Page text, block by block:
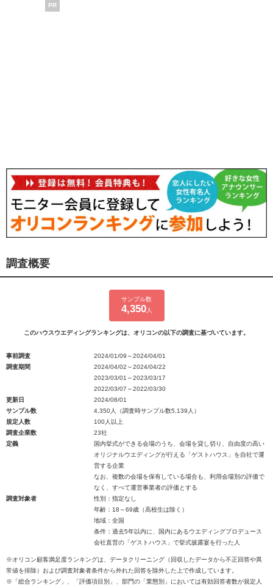
PR
調査概要
サンプル数
4,350人
このハウスウエディングランキングは、オリコンの以下の調査に基づいています。
事前調査
2024/01/09～2024/04/01
調査期間
2024/04/02～2024/04/22
2023/03/01～2023/03/17
2022/03/07～2022/03/30
更新日
2024/08/01
サンプル数
4,350人（調査時サンプル数5,139人）
規定人数
100人以上
調査企業数
23社
定義
国内挙式ができる会場のうち、会場を貸し切り、自由度の高い
オリジナルウエディングが行える「ゲストハウス」を自社で運
営する企業
なお、複数の会場を保有している場合も、利用会場別の評価で
なく、すべて運営事業者の評価とする
調査対象者
性別：指定なし
年齢：18～69歳（高校生は除く）
地域：全国
条件：過去5年以内に、国内にあるウエディングプロデュース
会社直営の「ゲストハウス」で挙式披露宴を行った人
※オリコン顧客満足度ランキングは、データクリーニング（回収したデータから不正回答や異
常値を排除）および調査対象者条件から外れた回答を除外した上で作成しています。
※「総合ランキング」、「評価項目別」、部門の「業態別」においては有効回答者数が規定人